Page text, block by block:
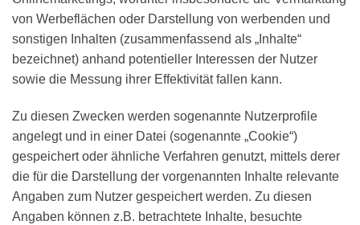
von Werbeflächen oder Darstellung von werbenden und
sonstigen Inhalten (zusammenfassend als „Inhalte“
bezeichnet) anhand potentieller Interessen der Nutzer
sowie die Messung ihrer Effektivität fallen kann.
Zu diesen Zwecken werden sogenannte Nutzerprofile
angelegt und in einer Datei (sogenannte „Cookie“)
gespeichert oder ähnliche Verfahren genutzt, mittels derer
die für die Darstellung der vorgenannten Inhalte relevante
Angaben zum Nutzer gespeichert werden. Zu diesen
Angaben können z.B. betrachtete Inhalte, besuchte